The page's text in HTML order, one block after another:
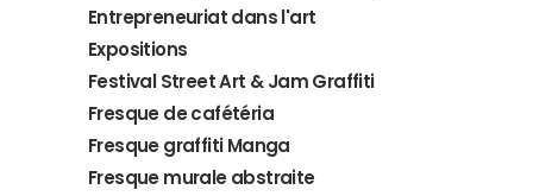
Entrepreneuriat dans l'art
Expositions
Festival Street Art & Jam Graffiti
Fresque de cafétéria
Fresque graffiti Manga
Fresque murale abstraite